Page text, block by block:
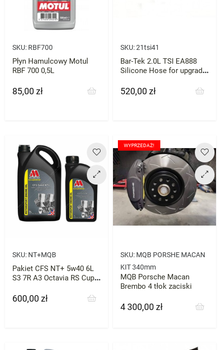
SKU: RBF700
Płyn Hamulcowy Motul
RBF 700 0,5L
Cena
85,00 zł
SKU:21tsi41
Bar-Tek 2.0L TSI EA888
Silicone Hose for upgrade
Cena
520,00 zł
SKU: NT+MQB
Pakiet CFS NT+ 5w40 6L
S3 7R A3 Octavia RS Cupra
Cena
600,00 zł
SKU: MQB PORSHE MACAN
KIT 340mm
MQB Porsche Macan
Brembo 4 tłok zaciski
Cena
4 300,00 zł
WYPRZEDAŻ!